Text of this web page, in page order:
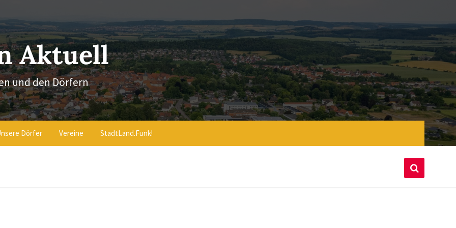
Aktuell
und den Dörfern
Dörfer Vereine
StadtLand.Funk!